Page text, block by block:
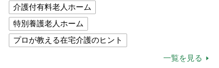
介護付有料老人ホーム
特別養護老人ホーム
プロが教える在宅介護のヒント
一覧を見る